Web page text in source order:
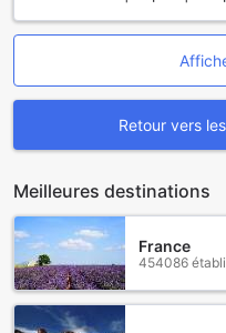
Retour vers
Meilleures destinations
France
454086